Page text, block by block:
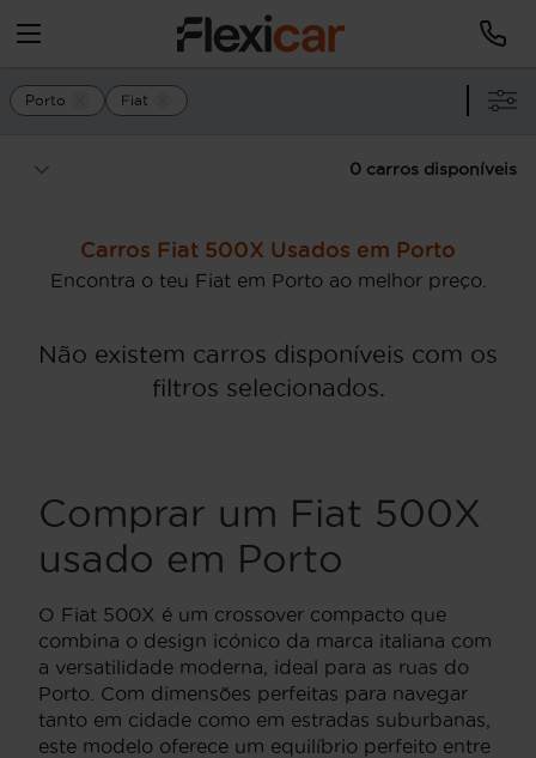
Porto Fiat
0 carros disponíveis
Carros Fiat 500X Usados em Porto
Encontra o teu Fiat em Porto ao melhor preço.
Não existem carros disponíveis com os
filtros selecionados.
Comprar um Fiat 500X
usado em Porto
O Fiat 500X é um crossover compacto que
combina o design icónico da marca italiana com
a versatilidade moderna, ideal para as ruas do
Porto. Com dimensões perfeitas para navegar
tanto em cidade como em estradas suburbanas,
este modelo oferece um equilíbrio perfeito entre